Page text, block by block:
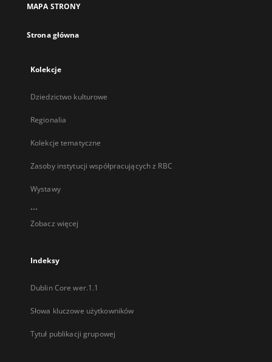
karcie
MAPA STRONY
Strona główna
Kolekcje
Dziedzictwo kulturowe
Regionalia
Kolekcje tematyczne
Zasoby instytucji współpracujących z RBC
Wystawy
...
Zobacz więcej
Indeksy
Dublin Core wer.1.1
Słowa kluczowe użytkowników
Tytuł publikacji grupowej